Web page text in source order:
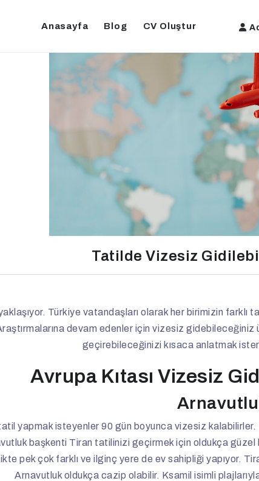
Anasayfa Blog CV Oluştur
Tatilde Vizesiz
Türkiye vatandaşları olarak her birimizin farklı
devam edenler için vizesiz gidebileceğiniz
geçirebileceğinizi kısaca anlatmak
Avrupa Kıtası Vizesiz
yapmak isteyenler 90 gün boyunca vizesiz
başkenti Tiran tatilinizi geçirmek için oldukça güzel
pek çok farklı ve ilginç yere de ev sahipliği yapıyor.
Arnavutluk oldukça cazip olabilir. Ksamil isimli